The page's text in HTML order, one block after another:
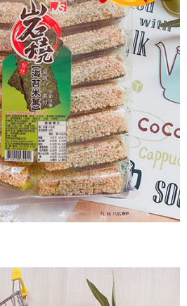
以上)免運費
以上)免運費
含以上)免運費